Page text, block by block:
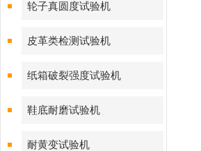
轮子真圆度试验机
皮革类检测试验机
纸箱破裂强度试验机
鞋底耐磨试验机
耐黄变试验机